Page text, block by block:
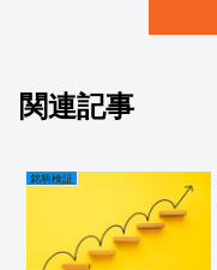
関連記事
銘柄検証